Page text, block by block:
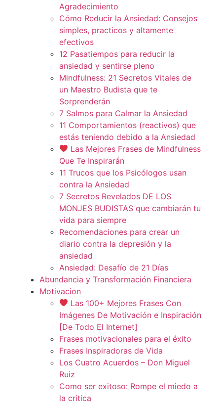
Agradecimiento
Cómo Reducir la Ansiedad: Consejos
simples, practicos y altamente
efectivos
12 Pasatiempos para reducir la
ansiedad y sentirse pleno
Mindfulness: 21 Secretos Vitales de
un Maestro Budista que te
Sorprenderán
7 Salmos para Calmar la Ansiedad
11 Comportamientos (reactivos) que
estás teniendo debido a la Ansiedad
Las Mejores Frases de Mindfulness
Que Te Inspirarán
11 Trucos que los Psicólogos usan
contra la Ansiedad
7 Secretos Revelados DE LOS
MONJES BUDISTAS que cambiarán tu
vida para siempre
Recomendaciones para crear un
diario contra la depresión y la
ansiedad
Ansiedad: Desafío de 21 Días
Abundancia y Transformación Financiera
Motivacion
Las 100+ Mejores Frases Con
Imágenes De Motivación e Inspiración
[De Todo El Internet]
Frases motivacionales para el éxito
Frases Inspiradoras de Vida
Los Cuatro Acuerdos – Don Miguel
Ruiz
Como ser exitoso: Rompe el miedo a
la critica